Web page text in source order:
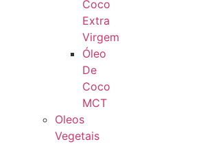
Coco
Extra
Virgem
Óleo
De
Coco
MCT
Oleos
Vegetais